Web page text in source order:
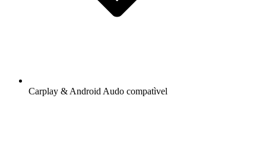
Carplay & Android Audo compatìvel